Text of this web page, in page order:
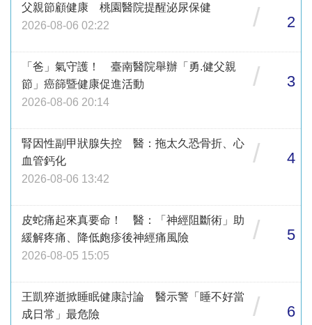
父親節顧健康 桃園醫院提醒泌尿保健
2026-08-06 02:22
/ 2
「爸」氣守護！ 臺南醫院舉辦「勇.健父親
節」癌篩暨健康促進活動
2026-08-06 20:14
/ 3
腎因性副甲狀腺失控 醫：拖太久恐骨折、心
血管鈣化
2026-08-06 13:42
/ 4
皮蛇痛起來真要命！ 醫：「神經阻斷術」助
緩解疼痛、降低皰疹後神經痛風險
2026-08-05 15:05
/ 5
王凱猝逝掀睡眠健康討論 醫示警「睡不好當
成日常」最危險
/ 6